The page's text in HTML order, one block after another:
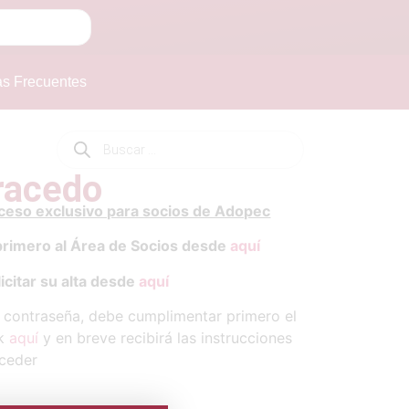
Frecuentes
exclusivo para socios de Adopec
al Área de Socios desde aquí
su alta desde aquí
debe cumplimentar primero el
aquí y en breve recibirá las instrucciones